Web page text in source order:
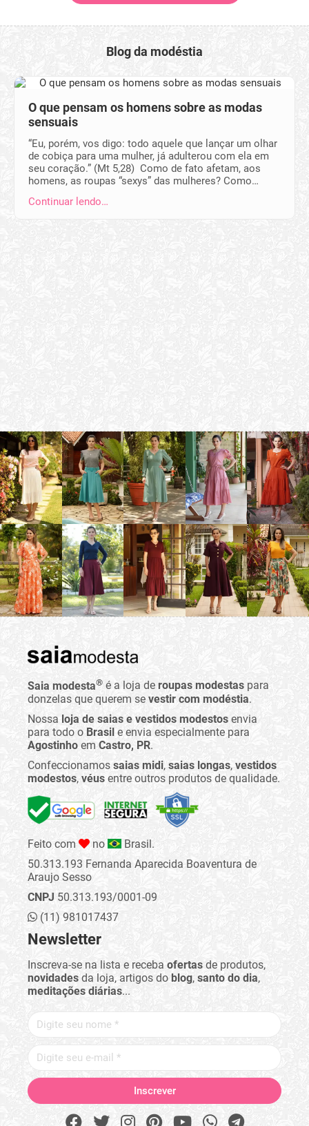
Blog da modéstia
O que pensam os homens sobre as modas
sensuais
“Eu, porém, vos digo: todo aquele que lançar um olhar
de cobiça para uma mulher, já adulterou com ela em
seu coração.” (Mt 5,28) Como de fato afetam, aos
homens, as roupas “sexys” das mulheres? Como…
Continuar lendo…
Saia modesta® é a loja de roupas modestas para
donzelas que querem se vestir com modéstia.
Nossa loja de saias e vestidos modestos envia
para todo o Brasil e envia especialmente para
Agostinho em Castro, PR.
Confeccionamos saias midi, saias longas, vestidos
modestos, véus entre outros produtos de qualidade.
Feito com no
Brasil.
50.313.193 Fernanda Aparecida Boaventura de
Araujo Sesso
CNPJ 50.313.193/0001-09
(11) 981017437
Newsletter
Inscreva-se na lista e receba ofertas de produtos,
novidades da loja, artigos do blog, santo do dia,
meditações diárias...